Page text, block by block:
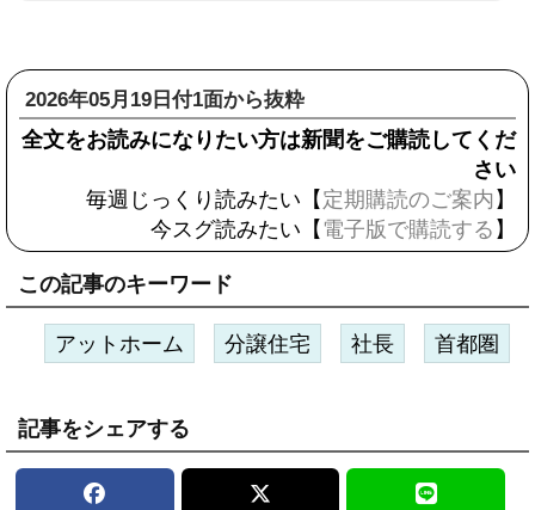
2026年05月19日付1面から抜粋
全文をお読みになりたい方は新聞をご購読してくだ
さい
毎週じっくり読みたい【 定期購読のご案内 】
今スグ読みたい【 電子版で購読する 】
この記事のキーワード
アットホーム 分譲住宅 社長 首都圏
記事をシェアする